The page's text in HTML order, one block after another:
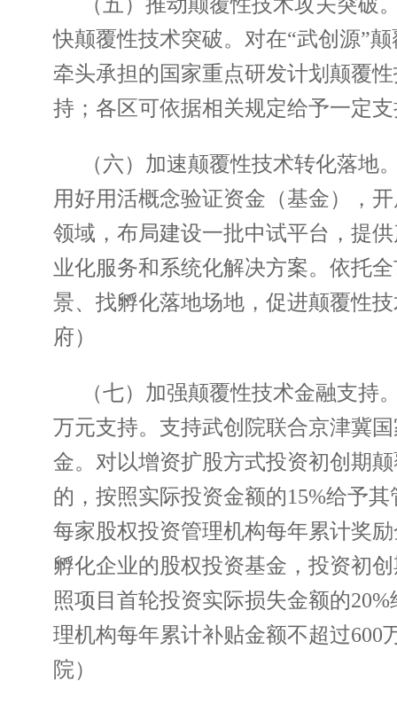
快颠覆性技术突破。对在“武创源”
牵头承担的国家重点研发计划颠覆
持；各区可依据相关规定给予一定
（六）加速颠覆性技术转化落
用好用活概念验证资金（基金），
领域，布局建设一批中试平台，提
业化服务和系统化解决方案。依托
景、找孵化落地场地，促进颠覆性
府）
（七）加强颠覆性技术金融支持
万元支持。支持武创院联合京津冀
金。对以增资扩股方式投资初创期
的，按照实际投资金额的15%给予
每家股权投资管理机构每年累计奖
孵化企业的股权投资基金，投资初
照项目首轮投资实际损失金额的
理机构每年累计补贴金额不超过
院）